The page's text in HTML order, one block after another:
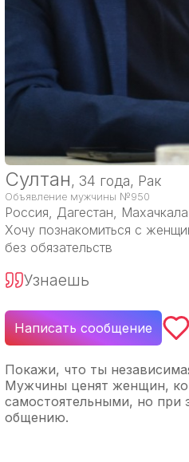
Султан, 34 года, Рак
Объявление мужчины №950
Россия, Дагестан, Махачкала
Хочу познакомиться с
без обязательств
Узнаешь
Написать сообщение
Покажи, что ты
Мужчины ценят женщин,
самостоятельными, но при
общению.